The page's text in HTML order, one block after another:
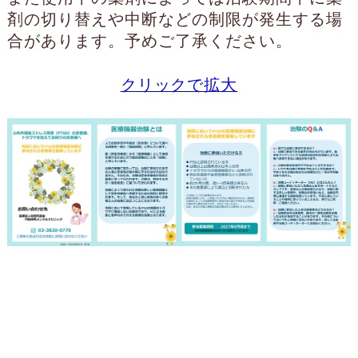
剤の切り替えや中断などの制限が発生する場
合があります。予めご了承ください。
クリックで拡大